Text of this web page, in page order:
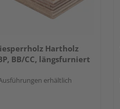
Hartholz
BB/CC, längsfurniert
erhältlich